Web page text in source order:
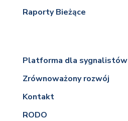
Raporty Bieżące
Platforma dla sygnalistów
Zrównoważony rozwój
Kontakt
RODO